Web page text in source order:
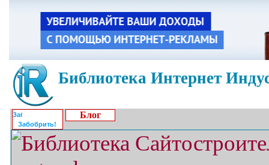
Библиотека Интернет
Забобрить!
Блог